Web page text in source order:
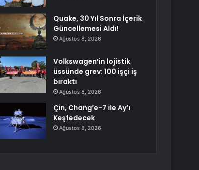
Quake, 30 Yıl Sonra İçerik
Güncellemesi Aldı!
Ağustos 8, 2026
Volkswagen’in lojistik
üssünde grev: 100 işçi iş
bıraktı
Ağustos 8, 2026
Çin, Chang’e-7 ile Ay’ı
Keşfedecek
Ağustos 8, 2026